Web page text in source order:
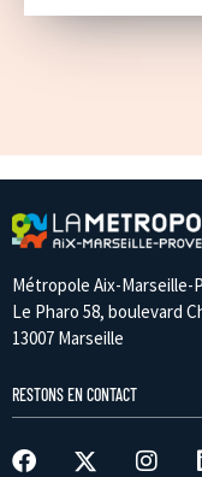
Métropole Aix-Marseille-
Le Pharo 58, boulevard
13007 Marseille
RESTONS EN CONTACT